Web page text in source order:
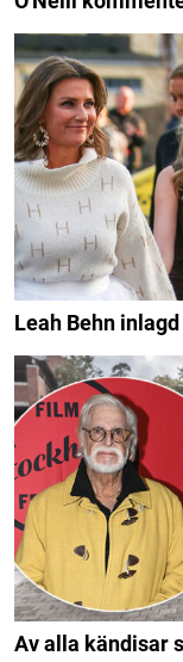
Leah Behn
Av alla kändisar